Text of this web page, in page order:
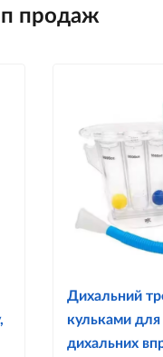
продаж
Дихальний
кульками для
дихальних